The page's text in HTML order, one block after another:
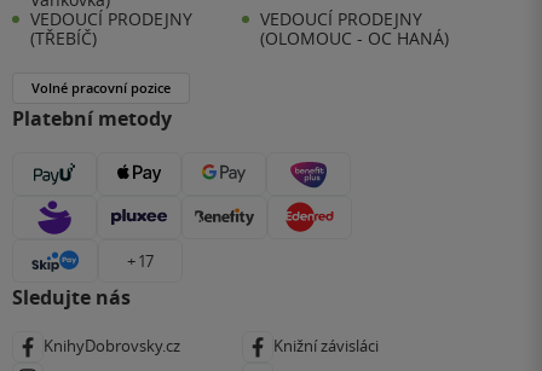
VEDOUCÍ PRODEJNY
(TŘEBÍČ)
VEDOUCÍ PRODEJNY
(OLOMOUC - OC HANÁ)
Volné pracovní pozice
Platební metody
+ 17
Sledujte nás
KnihyDobrovsky.cz
Knižní závisláci